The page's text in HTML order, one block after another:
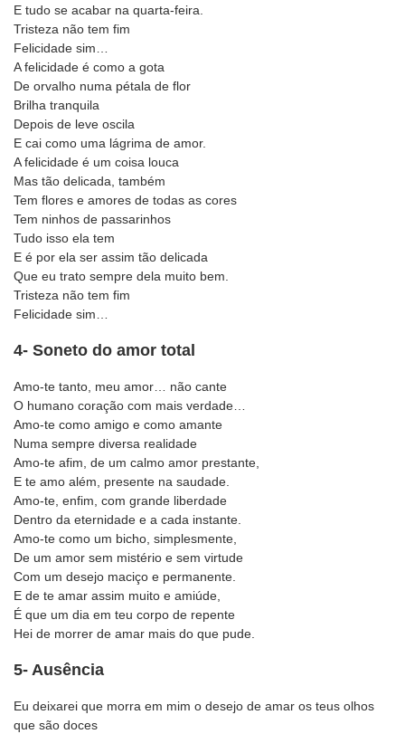
E tudo se acabar na quarta-feira.
Tristeza não tem fim
Felicidade sim…
A felicidade é como a gota
De orvalho numa pétala de flor
Brilha tranquila
Depois de leve oscila
E cai como uma lágrima de amor.
A felicidade é um coisa louca
Mas tão delicada, também
Tem flores e amores de todas as cores
Tem ninhos de passarinhos
Tudo isso ela tem
E é por ela ser assim tão delicada
Que eu trato sempre dela muito bem.
Tristeza não tem fim
Felicidade sim…
4- Soneto do amor total
Amo-te tanto, meu amor… não cante
O humano coração com mais verdade…
Amo-te como amigo e como amante
Numa sempre diversa realidade
Amo-te afim, de um calmo amor prestante,
E te amo além, presente na saudade.
Amo-te, enfim, com grande liberdade
Dentro da eternidade e a cada instante.
Amo-te como um bicho, simplesmente,
De um amor sem mistério e sem virtude
Com um desejo maciço e permanente.
E de te amar assim muito e amiúde,
É que um dia em teu corpo de repente
Hei de morrer de amar mais do que pude.
5- Ausência
Eu deixarei que morra em mim o desejo de amar os teus olhos
que são doces